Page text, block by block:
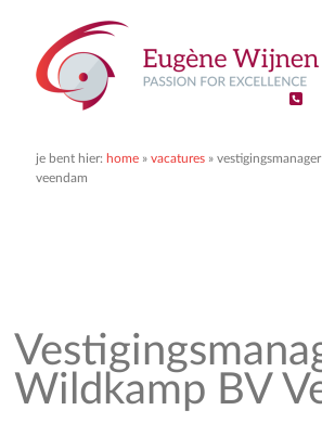
Eugene
Wijnen
Executive
Search
Passion
for
Excellence
je bent hier: home »vacatures »
veendam
Wildkamp BV